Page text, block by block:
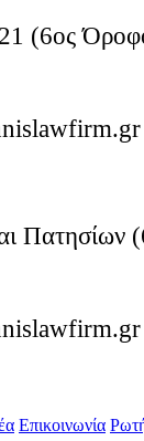
(6ος
Πατησίων
Επικοινωνία